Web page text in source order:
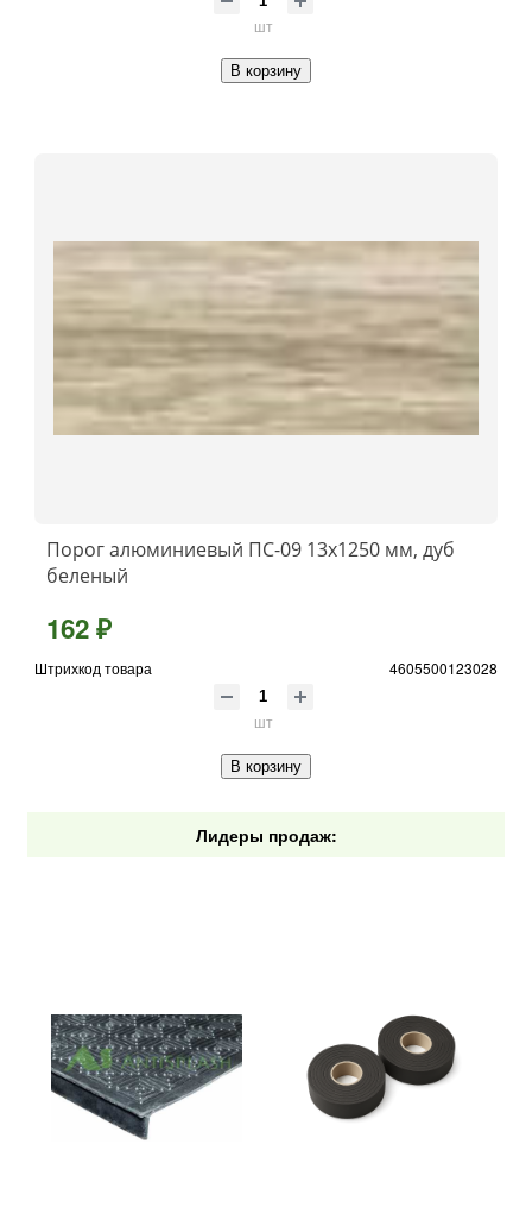
шт
В корзину
Порог алюминиевый ПС-09 13x1250 мм, дуб
беленый
162 ₽
Штрихкод товара 4605500123028
шт
В корзину
Лидеры продаж: